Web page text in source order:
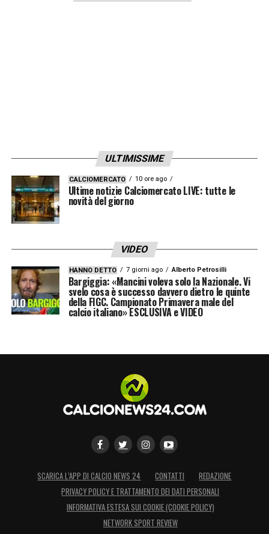
ULTIMISSIME
CALCIOMERCATO 10 ore ago
Ultime notizie Calciomercato LIVE: tutte le
novità del giorno
VIDEO
HANNO DETTO 7 giorni ago Alberto Petrosilli
Bargiggia: «Mancini voleva solo la Nazionale. Vi
svelo cosa è successo davvero dietro le quinte
della FIGC. Campionato Primavera male del
calcio italiano» ESCLUSIVA e VIDEO
SCARICA L’APP DI CALCIO NEWS 24 CONTATTI
REDAZIONE
PRIVACY POLICY E TRATTAMENTO DEI DATI PERSONALI
INFORMATIVA ESTESA SUI COOKIE (COOKIE POLICY)
NETWORK SPORT REVIEW